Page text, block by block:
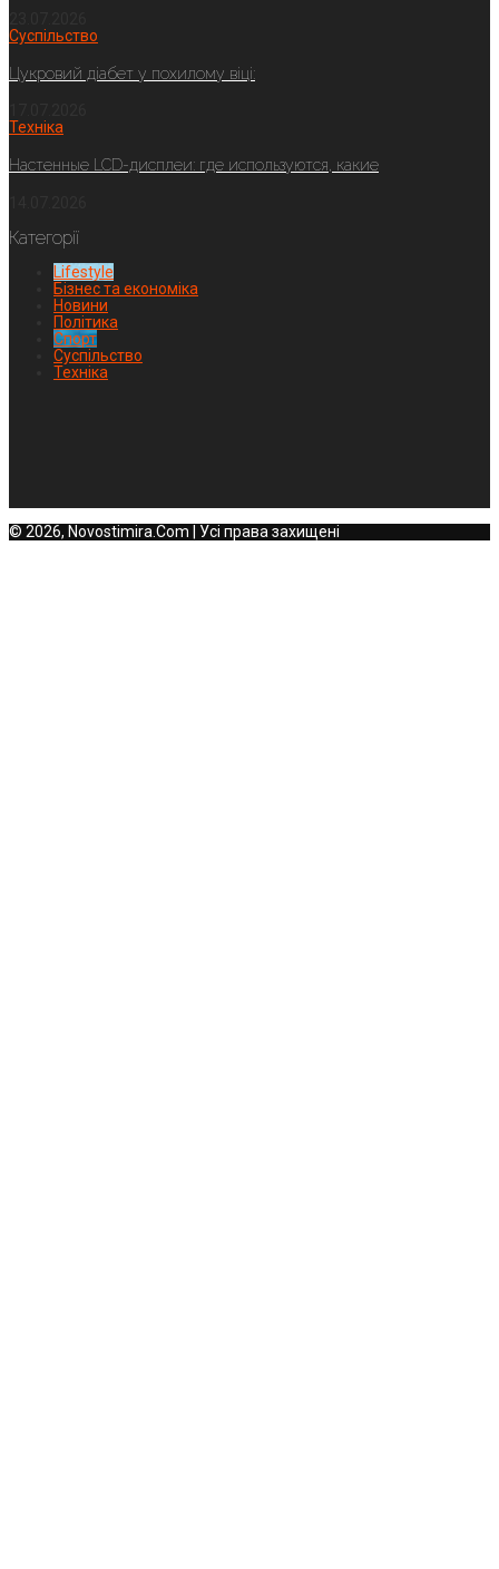
Суспільство
Цукровий діабет у похилому віці:
Техніка
Настенные LCD-дисплеи: где используются, какие
Категорії
Lifestyle
Бізнес та економіка
Новини
Політика
Спорт
Суспільство
Техніка
© 2026, Novostimira.Com | Усі права захищені